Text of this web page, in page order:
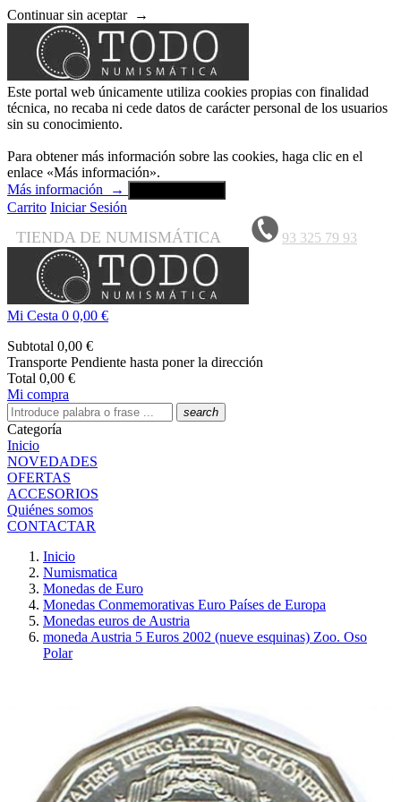
Continuar sin aceptar →
Este portal web únicamente utiliza cookies propias con finalidad
técnica, no recaba ni cede datos de carácter personal de los usuarios
sin su conocimiento.
Para obtener más información sobre las cookies, haga clic en el
enlace «Más información».
Más información
→
Carrito Iniciar Sesión
TIENDA DE NUMISMÁTICA 93 325 79 93
Mi Cesta 0 0,00 €
Subtotal 0,00 €
Transporte Pendiente hasta poner la dirección
Total 0,00 €
Mi compra
search
Categoría
Inicio
NOVEDADES
OFERTAS
ACCESORIOS
Quiénes somos
CONTACTAR
Inicio
Numismatica
Monedas de Euro
Monedas Conmemorativas Euro Países de Europa
Monedas euros de Austria
moneda Austria 5 Euros 2002 (nueve esquinas) Zoo. Oso
Polar